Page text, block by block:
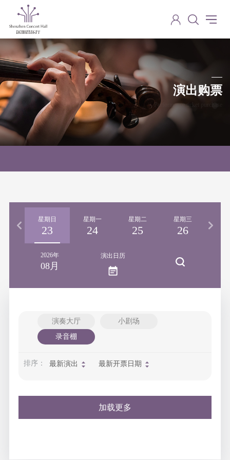
演出购票
Performance ticket purchase
星期日
23
星期一
24
星期二
25
星期三
26
2026年
08月
演出日历
演奏大厅
小剧场
录音棚
排序： 最新演出 最新开票日期
加载更多